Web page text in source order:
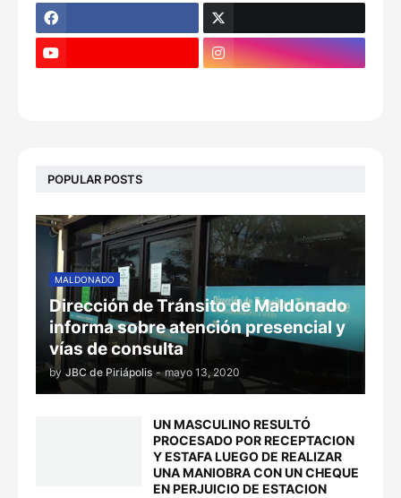
POPULAR POSTS
MALDONADO
Dirección de Tránsito de Maldonado
informa sobre atención presencial y
vías de consulta
by JBC de Piriápolis - mayo 13, 2020
UN MASCULINO RESULTÓ
PROCESADO POR RECEPTACION
Y ESTAFA LUEGO DE REALIZAR
UNA MANIOBRA CON UN CHEQUE
EN PERJUICIO DE ESTACION